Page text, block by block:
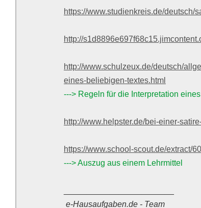
https://www.studienkreis.de/deutsch/
http://
http://www.schulzeux.de/deutsch/
eines-beliebigen-textes.html
---> Regeln für die Interpretation
http://www.helpster.de/bei-einer-
https://www.school-scout.de/extract/
---> Auszug aus einem Lehrmittel
e-Hausaufgaben.de - Team